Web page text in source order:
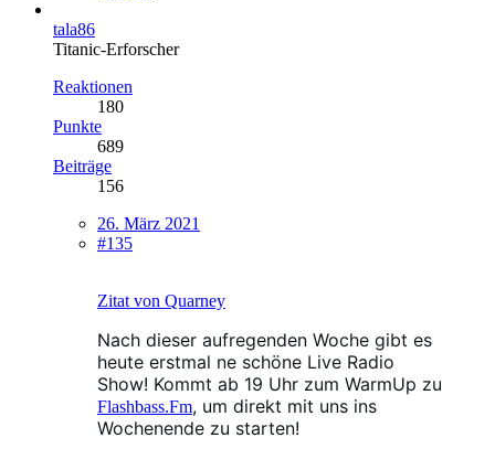
tala86
Titanic-Erforscher
Reaktionen
180
Punkte
689
Beiträge
156
26. März 2021
#135
Zitat von Quarney
Nach dieser aufregenden Woche gibt es
heute erstmal ne schöne Live Radio
Show! Kommt ab 19 Uhr zum WarmUp zu
Flashbass.Fm, um direkt mit uns ins
Wochenende zu starten!